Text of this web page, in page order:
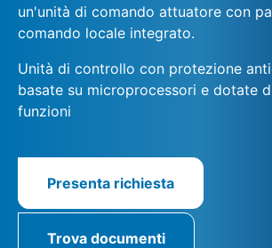
un'unità di comando attuatore con
comando locale integrato.
Unità di controllo con protezione
basate su microprocessori e dotate
funzioni
Presenta richiesta
Trova documenti